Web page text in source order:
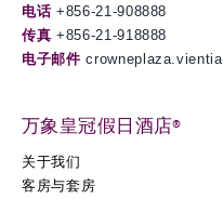
电话 +856-21-908888
传真 +856-21-918888
电子邮件
万象皇冠假日酒店®
关于我们
客房与套房